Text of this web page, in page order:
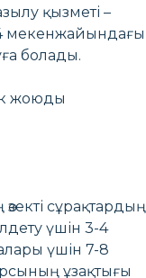
қызметі –
мекенжайындағы
болады.
жоюды
сұрақтардың
үшін 3-4
үшін 7-8
ұзақтығы